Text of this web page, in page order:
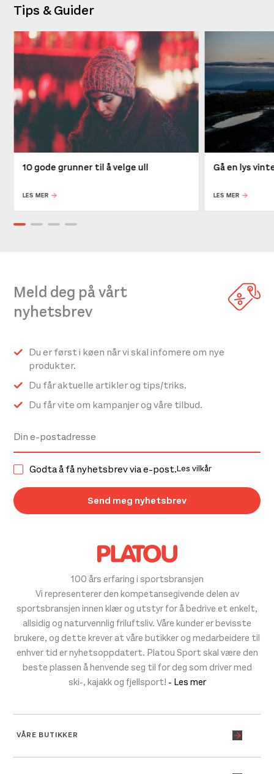
Tips & Guider
10 gode grunner til å velge ull
LES MER
Gå en lys
LES MER
100 års erfaring i sportsbransjen
Vi representerer den kompetansegivende delen av
sportsbransjen innen klær og utstyr for å bedrive et enkelt,
allsidig og naturvennlig friluftsliv. Våre kunder er bevisste
brukere, og dette krever at våre butikker og medarbeidere til
enhver tid er nyhetsoppdatert. Platou Sport skal være den
beste plassen å henvende seg til for deg som driver med
ski-, kajakk og fjellsport! - Les mer
VÅRE BUTIKKER
Meld deg på vårt
nyhetsbrev
Du er først i køen når vi skal infomere om nye
produkter.
Du får aktuelle artikler og tips/triks.
Du får vite om kampanjer og våre tilbud.
Godta å få nyhetsbrev via e-post.Les vilkår